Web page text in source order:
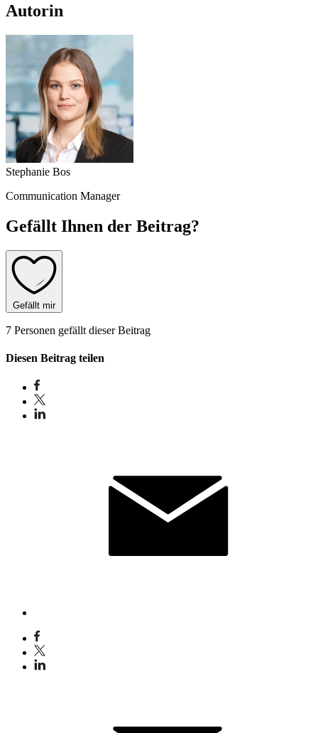
Autorin
Stephanie Bos
Communication Manager
Gefällt Ihnen der Beitrag?
Gefällt mir
7 Personen gefällt dieser Beitrag
Diesen Beitrag teilen